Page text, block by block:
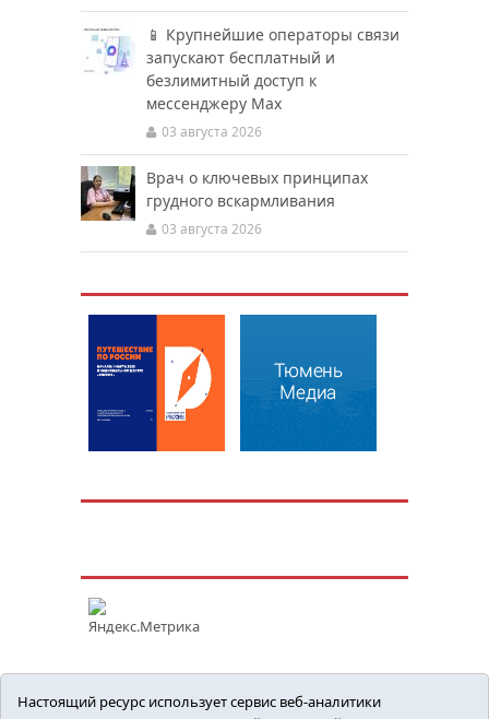
📱 Крупнейшие операторы связи
запускают бесплатный и
безлимитный доступ к
мессенджеру Мах
03 августа 2026
Врач о ключевых принципах
грудного вскармливания
03 августа 2026
Настоящий ресурс использует сервис веб-аналитики